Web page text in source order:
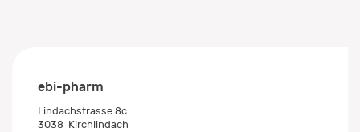
ebi-pharm
Lindachstrasse 8c
3038 Kirchlindach